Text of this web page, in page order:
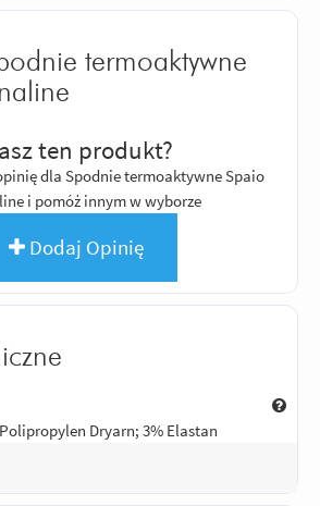
termoaktywne
ten produkt?
dla Spodnie termoaktywne Spaio
i pomóż innym w wyborze
Dodaj Opinię
Dryarn; 3% Elastan